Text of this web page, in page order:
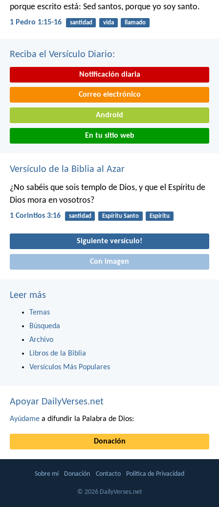
porque escrito está: Sed santos, porque yo soy santo.
1 Pedro 1:15-16 santidad vida llamado
Reciba el Versículo Diario:
Notificación diaria
Correo electrónico
Android
En tu sitio web
Versículo de la Biblia al Azar
¿No sabéis que sois templo de Dios, y que el Espíritu de
Dios mora en vosotros?
1 Corintios 3:16 santidad Espíritu Santo Espíritu
Siguiente versículo!
Con imagen
Leer más
Temas
Búsqueda
Archivo
Libros de la Biblia
Versículos Más Populares
Apoyar DailyVerses.net
Ayúdame a difundir la Palabra de Dios:
Donación
Sobre mí Donación Contacto Política de Privacidad
© 2026 DailyVerses.net